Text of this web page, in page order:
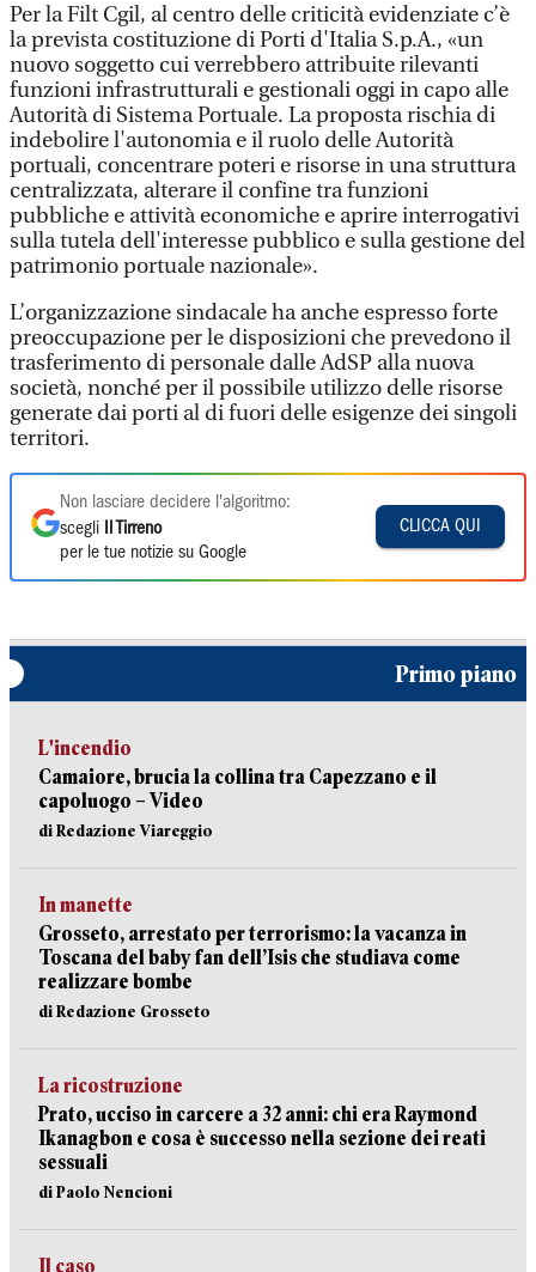
Per la Filt Cgil, al centro delle criticità evidenziate c’è
la prevista costituzione di Porti d'Italia S.p.A., «un
nuovo soggetto cui verrebbero attribuite rilevanti
funzioni infrastrutturali e gestionali oggi in capo alle
Autorità di Sistema Portuale. La proposta rischia di
indebolire l'autonomia e il ruolo delle Autorità
portuali, concentrare poteri e risorse in una struttura
centralizzata, alterare il confine tra funzioni
pubbliche e attività economiche e aprire interrogativi
sulla tutela dell'interesse pubblico e sulla gestione del
patrimonio portuale nazionale».
L’organizzazione sindacale ha anche espresso forte
preoccupazione per le disposizioni che prevedono il
trasferimento di personale dalle AdSP alla nuova
società, nonché per il possibile utilizzo delle risorse
generate dai porti al di fuori delle esigenze dei singoli
territori.
Non lasciare decidere l'algoritmo:
scegli
Il Tirreno
per le tue notizie su Google
CLICCA QUI
Primo piano
L'incendio
Camaiore, brucia la collina tra Capezzano e il
capoluogo – Video
di Redazione Viareggio
In manette
Grosseto, arrestato per terrorismo: la vacanza in
Toscana del baby fan dell’Isis che studiava come
realizzare bombe
di Redazione Grosseto
La ricostruzione
Prato, ucciso in carcere a 32 anni: chi era Raymond
Ikanagbon e cosa è successo nella sezione dei reati
sessuali
di Paolo Nencioni
Il caso